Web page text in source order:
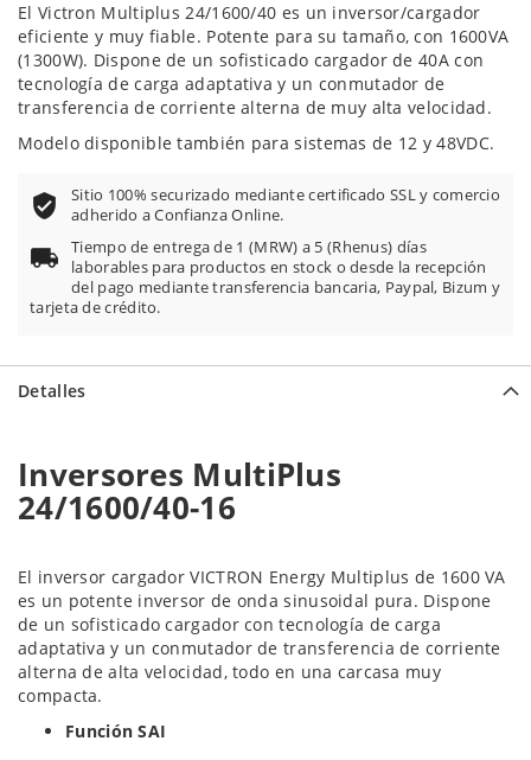
El Victron Multiplus 24/1600/40 es un inversor/cargador
eficiente y muy fiable. Potente para su tamaño, con 1600VA
(1300W). Dispone de un sofisticado cargador de 40A con
tecnología de carga adaptativa y un conmutador de
transferencia de corriente alterna de muy alta velocidad.
Modelo disponible también para sistemas de 12 y 48VDC.
Sitio 100% securizado mediante certificado SSL y comercio
adherido a Confianza Online.
Tiempo de entrega de 1 (MRW) a 5 (Rhenus) días
laborables para productos en stock o desde la recepción
del pago mediante transferencia bancaria, Paypal, Bizum y
tarjeta de crédito.
Detalles
Inversores MultiPlus
24/1600/40-16
El inversor cargador VICTRON Energy Multiplus de 1600 VA
es un potente inversor de onda sinusoidal pura. Dispone
de un sofisticado cargador con tecnología de carga
adaptativa y un conmutador de transferencia de corriente
alterna de alta velocidad, todo en una carcasa muy
compacta.
Función SAI